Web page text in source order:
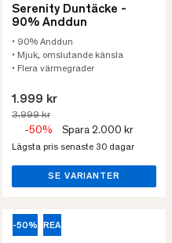
Serenity Duntäcke -
90% Anddun
• 90% Anddun
• Mjuk, omslutande känsla
• Flera värmegrader
1.999 kr
3.999 kr
-50% Spara 2.000 kr
Lägsta pris senaste 30 dagar
SE VARIANTER
-50% REA